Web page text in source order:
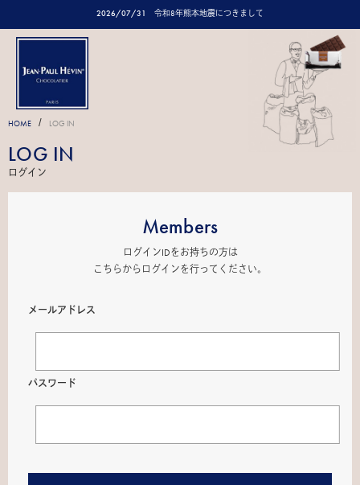
2026/07/31 令和8年熊本地震につきまして
HOME / LOG IN
LOG IN
ログイン
Members
ログインIDをお持ちの方は
こちらからログインを行ってください。
メールアドレス
パスワード